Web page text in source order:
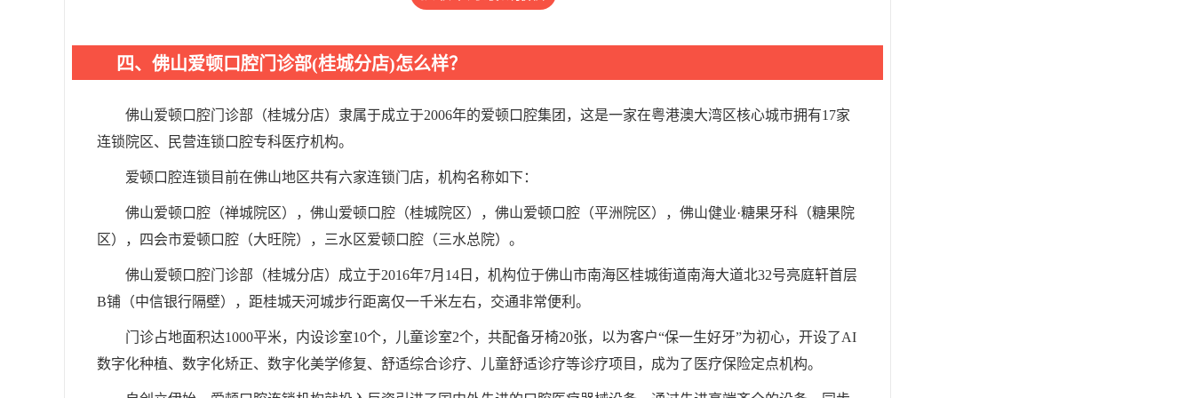
四、佛山爱顿口腔门诊部(桂城分店)怎么样？
佛山爱顿口腔门诊部（桂城分店）隶属于成立于2006年的爱顿口腔集团，这是一家在粤港澳大湾区核心城市拥有17家
连锁院区、民营连锁口腔专科医疗机构。
爱顿口腔连锁目前在佛山地区共有六家连锁门店，机构名称如下：
佛山爱顿口腔（禅城院区），佛山爱顿口腔（桂城院区），佛山爱顿口腔（平洲院区），佛山健业·糖果牙科（糖果院
区），四会市爱顿口腔（大旺院），三水区爱顿口腔（三水总院）。
佛山爱顿口腔门诊部（桂城分店）成立于2016年7月14日，机构位于佛山市南海区桂城街道南海大道北32号亮庭轩首层
B铺（中信银行隔壁），距桂城天河城步行距离仅一千米左右，交通非常便利。
门诊占地面积达1000平米，内设诊室10个，儿童诊室2个，共配备牙椅20张，以为客户“保一生好牙”为初心，开设了AI
数字化种植、数字化矫正、数字化美学修复、舒适综合诊疗、儿童舒适诊疗等诊疗项目，成为了医疗保险定点机构。